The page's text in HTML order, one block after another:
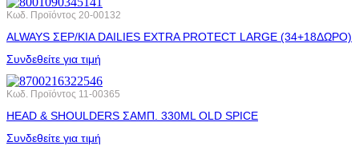
Κωδ. Προϊόντος 20-00132
ALWAYS ΣΕΡ/ΚΙA DAILIES EXTRA PROTECT LARGE (34+18ΔΩΡΟ)
Συνδεθείτε για τιμή
Κωδ. Προϊόντος 11-00365
HEAD & SHOULDERS ΣΑΜΠ. 330ML OLD SPICE
Συνδεθείτε για τιμή